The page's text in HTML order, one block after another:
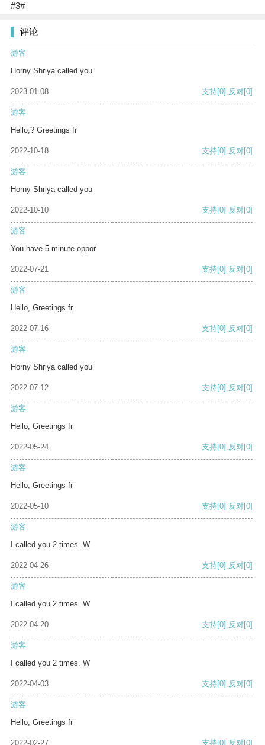
#3#
评论
游客
Horny Shriya called you
2023-01-08 支持[0] 反对[0]
游客
Hello,? Greetings fr
2022-10-18 支持[0] 反对[0]
游客
Horny Shriya called you
2022-10-10 支持[0] 反对[0]
游客
You have 5 minute oppor
2022-07-21 支持[0] 反对[0]
游客
Hello, Greetings fr
2022-07-16 支持[0] 反对[0]
游客
Horny Shriya called you
2022-07-12 支持[0] 反对[0]
游客
Hello, Greetings fr
2022-05-24 支持[0] 反对[0]
游客
Hello, Greetings fr
2022-05-10 支持[0] 反对[0]
游客
I called you 2 times. W
2022-04-26 支持[0] 反对[0]
游客
I called you 2 times. W
2022-04-20 支持[0] 反对[0]
游客
I called you 2 times. W
2022-04-03 支持[0] 反对[0]
游客
Hello, Greetings fr
2022-02-27 支持[0] 反对[0]